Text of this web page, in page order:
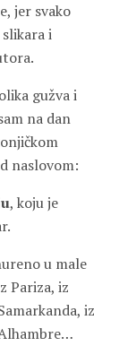
jer svako
i
gužva i
na dan
naslovom:
, koju je
u male
Pariza, iz
iz